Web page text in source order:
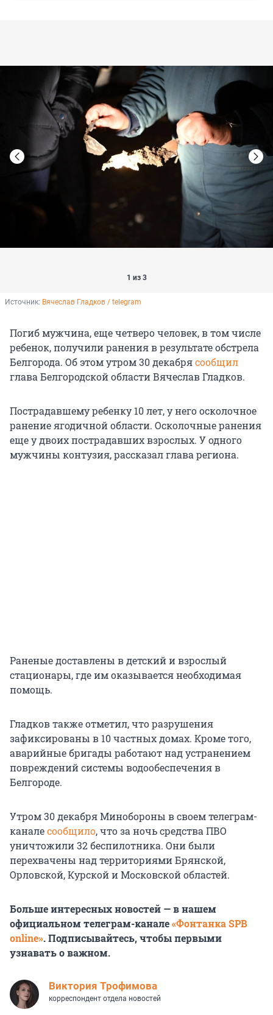
1 из 3
Источник: Вячеслав Гладков / telegram
Погиб мужчина, еще четверо человек, в том числе
ребенок, получили ранения в результате обстрела
Белгорода. Об этом утром 30 декабрясообщил
глава Белгородской области Вячеслав Гладков.
Пострадавшему ребенку 10 лет, у него осколочное
ранение ягодичной области. Осколочные ранения
еще у двоих пострадавших взрослых. У одного
мужчины контузия, рассказал глава региона.
Раненые доставлены в детский и взрослый
стационары, где им оказывается необходимая
помощь.
Гладков также отметил, что разрушения
зафиксированы в 10 частных домах. Кроме того,
аварийные бригады работают над устранением
повреждений системы водообеспечения в
Белгороде.
Утром 30 декабря Минобороны в своем телеграм-
каналесообщило, что за ночь средства ПВО
уничтожили 32 беспилотника. Они были
перехвачены над территориями Брянской,
Орловской, Курской и Московской областей.
Больше интересных новостей — в нашем
официальном телеграм-канале«Фонтанка SPB
online». Подписывайтесь, чтобы первыми
узнавать о важном.
Виктория Трофимова
корреспондент отдела новостей